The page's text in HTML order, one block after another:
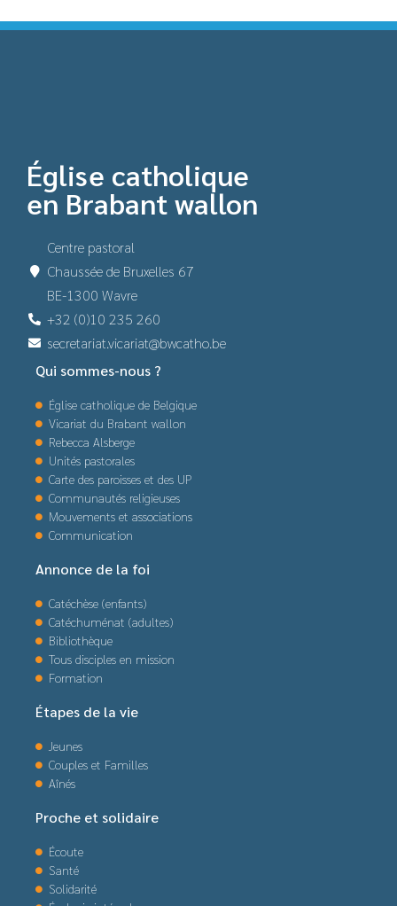
Église catholique
en Brabant wallon
Centre pastoral
Chaussée de Bruxelles 67
BE-1300 Wavre
+32 (0)10 235 260
secretariat.vicariat@bwcatho.be
Qui sommes-nous ?
Église catholique de Belgique
Vicariat du Brabant wallon
Rebecca Alsberge
Unités pastorales
Carte des paroisses et des UP
Communautés religieuses
Mouvements et associations
Communication
Annonce de la foi
Catéchèse (enfants)
Catéchuménat (adultes)
Bibliothèque
Tous disciples en mission
Formation
Étapes de la vie
Jeunes
Couples et Familles
Aînés
Proche et solidaire
Écoute
Santé
Solidarité